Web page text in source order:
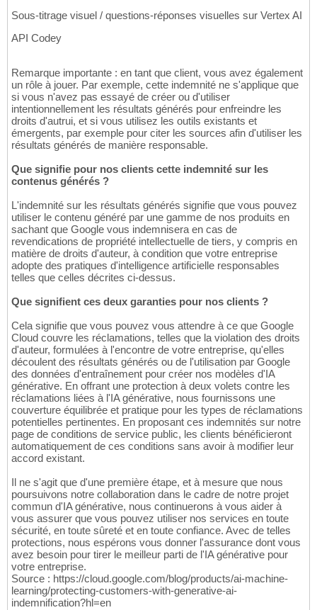
Sous-titrage visuel / questions-réponses visuelles sur Vertex AI
API Codey
Remarque importante : en tant que client, vous avez également
un rôle à jouer. Par exemple, cette indemnité ne s'applique que
si vous n'avez pas essayé de créer ou d'utiliser
intentionnellement les résultats générés pour enfreindre les
droits d'autrui, et si vous utilisez les outils existants et
émergents, par exemple pour citer les sources afin d'utiliser les
résultats générés de manière responsable.
Que signifie pour nos clients cette indemnité sur les
contenus générés ?
L'indemnité sur les résultats générés signifie que vous pouvez
utiliser le contenu généré par une gamme de nos produits en
sachant que Google vous indemnisera en cas de
revendications de propriété intellectuelle de tiers, y compris en
matière de droits d'auteur, à condition que votre entreprise
adopte des pratiques d'intelligence artificielle responsables
telles que celles décrites ci-dessus.
Que signifient ces deux garanties pour nos clients ?
Cela signifie que vous pouvez vous attendre à ce que Google
Cloud couvre les réclamations, telles que la violation des droits
d'auteur, formulées à l'encontre de votre entreprise, qu'elles
découlent des résultats générés ou de l'utilisation par Google
des données d'entraînement pour créer nos modèles d'IA
générative. En offrant une protection à deux volets contre les
réclamations liées à l'IA générative, nous fournissons une
couverture équilibrée et pratique pour les types de réclamations
potentielles pertinentes. En proposant ces indemnités sur notre
page de conditions de service public, les clients bénéficieront
automatiquement de ces conditions sans avoir à modifier leur
accord existant.
Il ne s'agit que d'une première étape, et à mesure que nous
poursuivons notre collaboration dans le cadre de notre projet
commun d'IA générative, nous continuerons à vous aider à
vous assurer que vous pouvez utiliser nos services en toute
sécurité, en toute sûreté et en toute confiance. Avec de telles
protections, nous espérons vous donner l'assurance dont vous
avez besoin pour tirer le meilleur parti de l'IA générative pour
votre entreprise.
Source : https://cloud.google.com/blog/products/ai-machine-
learning/protecting-customers-with-generative-ai-
indemnification?hl=en